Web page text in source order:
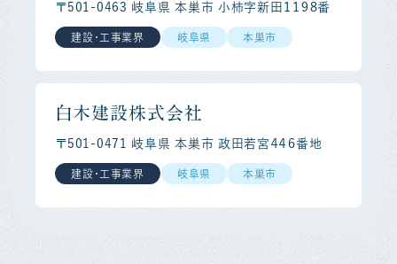
〒501-0463 岐阜県 本巣市 小柿字新田１１９８番
建設・工事業界 岐阜県 本巣市
白木建設株式会社
〒501-0471 岐阜県 本巣市 政田若宮４４６番地
建設・工事業界 岐阜県 本巣市